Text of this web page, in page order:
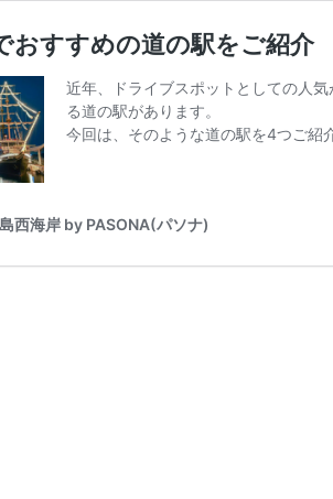
おすすめの道の駅をご紹介
近年、ドライブスポットとしての人
る道の駅があります。
今回は、そのような道の駅を4つご紹
島西海岸 by PASONA(パソナ)